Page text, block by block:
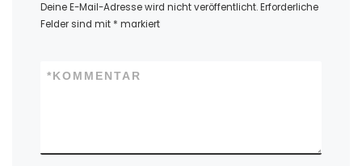
Deine E-Mail-Adresse wird nicht veröffentlicht.Erforderliche
Felder sind mit * markiert
KOMMENTAR
*